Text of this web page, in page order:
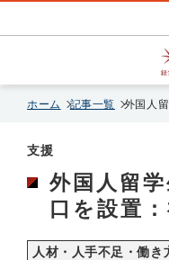
ホーム 記事一覧 外国人
支援
外国人留
口を設置
人材・人手不足・働き